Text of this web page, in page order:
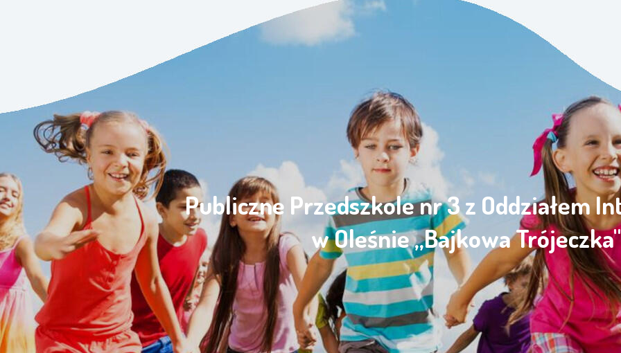
Publiczne Przedszkole nr 3 z Oddziałem
w Oleśnie „Bajkowa Trójeczka"